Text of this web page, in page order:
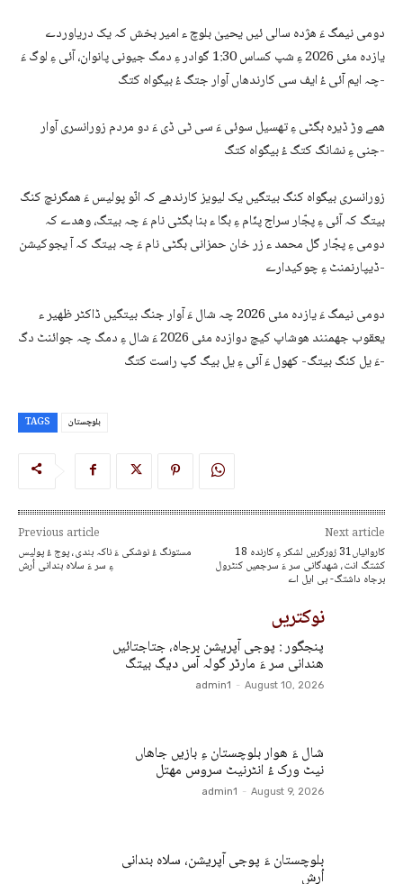
دومی نیمگ ءَ ھژدہ سالی ئیں یحییٰ بلوچ ء امیر بخش کہ یک دریاوردے
یازدہ مئی 2026 ءِ شپ کساس 1:30 گوادر ءِ دمگ جیونی پانوان، آئی ءِ لوگ ءَ
چہ ایم آئی ءُ ایف سی کارندھاں آوار جتگ ءُ بیگواہ کتگ-
ھمے وڑ ڈیرہ بگٹی ءِ تھسیل سوئی ءَ سی ٹی ڈی ءَ دو مردم زورانسری آوار
جنی ءِ نشانگ کتگ ءُ بیگواہ کتگ-
زورانسری بیگواہ کنگ بیتگیں یک لیویز کارندھے کہ انّو پولیس ءَ ھمگرنچ کنگ
بیتگ کہ آئی ءِ پجّار سراج پنّام ءِ بگا ء بنا بگٹی نام ءَ چہ بیتگ، وھدے کہ
دومی ءِ پجّار گل محمد ء زر خان حمزانی بگٹی نام ءَ چہ بیتگ کہ آ یجوکیشن
ڈیپارنمنٹ ءِ چوکیدارے-
دومی نیمگ ءَ یازدہ مئی 2026 چہ شال ءَ آوار جنگ بیتگیں ڈاکٹر ظھیر ء
یعقوب جھمنند ھوشاپ کیچ دوازدہ مئی 2026 ءَ شال ءِ دمگ چہ جوائنٹ دگ
ءَ یل کنگ بیتگ- کھول ءَ آئی ءِ یل بیگ گپ راست کتگ-
TAGS بلوچستان
Previous article
مستونگ ءُ نوشکی ءَ ناکہ بندی، پوج ءُ پولیس
ءِ سر ءَ سلاہ بندانی اُرش
Next article
18 کاروائیاں31 زورگریں لشکر ءِ کارندہ
کشتگ انت، شھدگانی سر ءَ سرجمیں کنٹرول
برجاہ داشتگ- بی ایل اے
نوکتریں
پنجگور : پوجی آپریشن برجاہ، جتاجتائیں
ھندانی سر ءَ مارٹر گولہ آس دیگ بیتگ
admin1 - August 10, 2026
شال ءَ ھوار بلوچستان ءِ بازیں جاھاں
نیٹ ورک ءُ انٹرنیٹ سروس مھتل
admin1 - August 9, 2026
بلوچستان ءَ پوجی آپریشن، سلاہ بندانی
اُرش